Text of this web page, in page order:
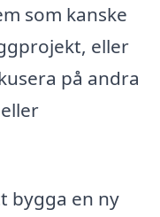
som kanske
eller
på andra
bygga en ny